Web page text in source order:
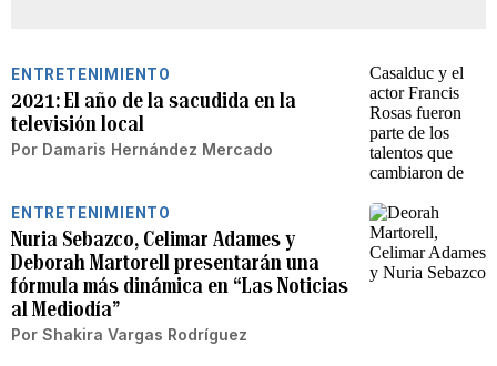
ENTRETENIMIENTO
2021: El año de la sacudida en la
televisión local
Por Damaris Hernández Mercado
ENTRETENIMIENTO
Nuria Sebazco, Celimar Adames y
Deborah Martorell presentarán una
fórmula más dinámica en “Las Noticias
al Mediodía”
Por Shakira Vargas Rodríguez